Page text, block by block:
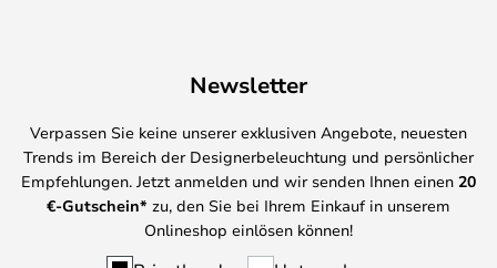
Newsletter
Verpassen Sie keine unserer exklusiven Angebote, neuesten
Trends im Bereich der Designerbeleuchtung und persönlicher
Empfehlungen. Jetzt anmelden und wir senden Ihnen einen 20
€-Gutschein* zu, den Sie bei Ihrem Einkauf in unserem
Onlineshop einlösen können!